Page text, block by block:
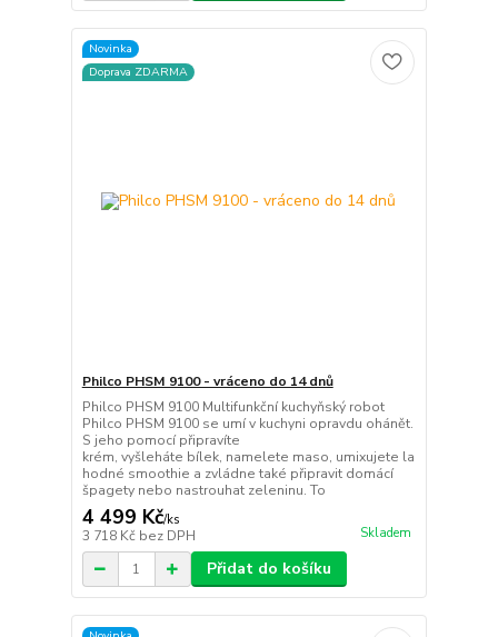
Novinka
Doprava ZDARMA
Philco PHSM 9100 - vráceno do 14 dnů
Philco PHSM 9100 Multifunkční kuchyňský robot
Philco PHSM 9100 se umí v kuchyni opravdu ohánět.
S jeho pomocí připravíte
krém, vyšleháte bílek, namelete maso, umixujete la
hodné smoothie a zvládne také připravit domácí
špagety nebo nastrouhat zeleninu. To
4 499 Kč/ks
3 718 Kč bez DPH Skladem
Přidat do košíku